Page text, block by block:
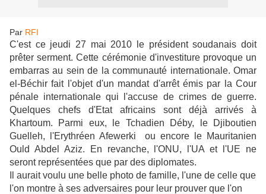
Par RFI
C'est ce jeudi 27 mai 2010 le président soudanais doit
prêter serment. Cette cérémonie d'investiture provoque un
embarras au sein de la communauté internationale. Omar
el-Béchir fait l'objet d'un mandat d'arrêt émis par la Cour
pénale internationale qui l'accuse de crimes de guerre.
Quelques chefs d'Etat africains sont déjà arrivés à
Khartoum. Parmi eux, le Tchadien Déby, le Djiboutien
Guelleh, l'Erythréen Afewerki ou encore le Mauritanien
Ould Abdel Aziz. En revanche, l'ONU, l'UA et l'UE ne
seront représentées que par des diplomates.
Il aurait voulu une belle photo de famille, l'une de celle que
l'on montre à ses adversaires pour leur prouver que l'on